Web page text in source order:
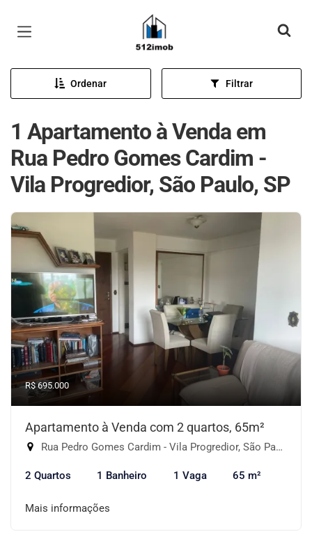
Página inicial
Ordenar Filtrar
1 Apartamento à Venda em
Rua Pedro Gomes Cardim -
Vila Progredior, São Paulo, SP
R$ 695.000
Apartamento à Venda com 2 quartos, 65m²
Rua Pedro Gomes Cardim - Vila Progredior, São Paulo-SP
2 Quartos 1 Banheiro 1 Vaga 65 m²
Mais informações